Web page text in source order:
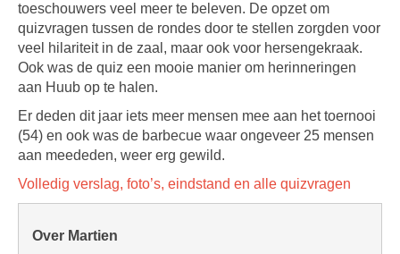
toeschouwers veel meer te beleven. De opzet om
quizvragen tussen de rondes door te stellen zorgden voor
veel hilariteit in de zaal, maar ook voor hersengekraak.
Ook was de quiz een mooie manier om herinneringen
aan Huub op te halen.
Er deden dit jaar iets meer mensen mee aan het toernooi
(54) en ook was de barbecue waar ongeveer 25 mensen
aan meededen, weer erg gewild.
Volledig verslag, foto’s, eindstand en alle quizvragen
Over Martien